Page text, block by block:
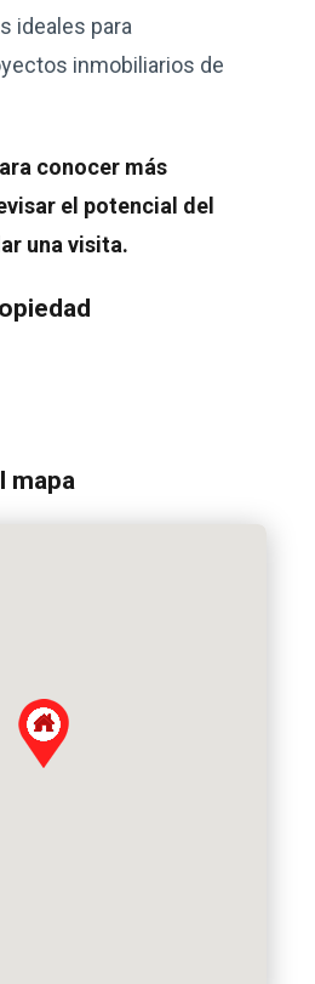
ideales para
inmobiliarios de
conocer más
el potencial del
una visita.
mapa